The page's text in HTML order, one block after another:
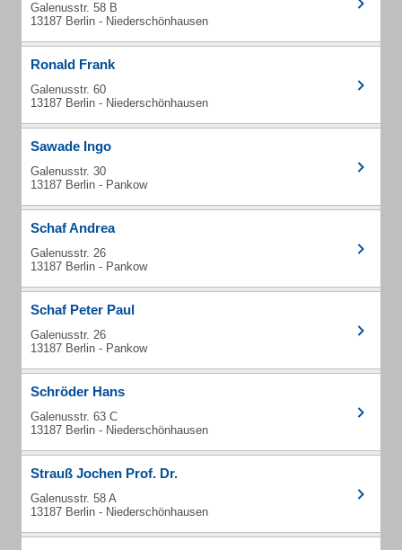
Galenusstr. 58 B
13187 Berlin - Niederschönhausen
Ronald Frank
Galenusstr. 60
13187 Berlin - Niederschönhausen
Sawade Ingo
Galenusstr. 30
13187 Berlin - Pankow
Schaf Andrea
Galenusstr. 26
13187 Berlin - Pankow
Schaf Peter Paul
Galenusstr. 26
13187 Berlin - Pankow
Schröder Hans
Galenusstr. 63 C
13187 Berlin - Niederschönhausen
Strauß Jochen Prof. Dr.
Galenusstr. 58 A
13187 Berlin - Niederschönhausen